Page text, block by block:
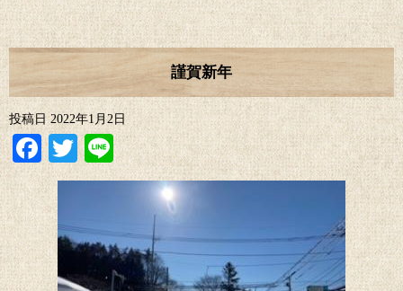
謹賀新年
投稿日 2022年1月2日
Facebook
Twitter
Line